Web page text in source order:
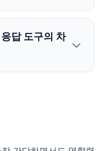
답 도구의 차